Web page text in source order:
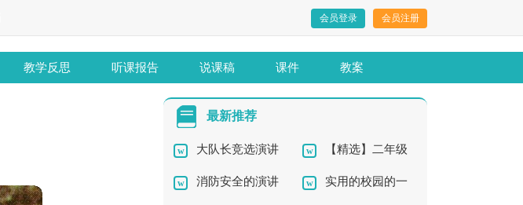
会员登录 会员注册
教学反思 听课报告 说课稿 课件 教案
最新推荐
大队长竞选演讲
稿15篇
【精选】二年级
西瓜作文300字三篇
消防安全的演讲 实用的校园的一